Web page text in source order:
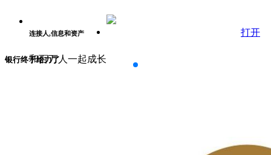
连接人,信息和资产
和百万人一起成长
打开
银行终于给力了